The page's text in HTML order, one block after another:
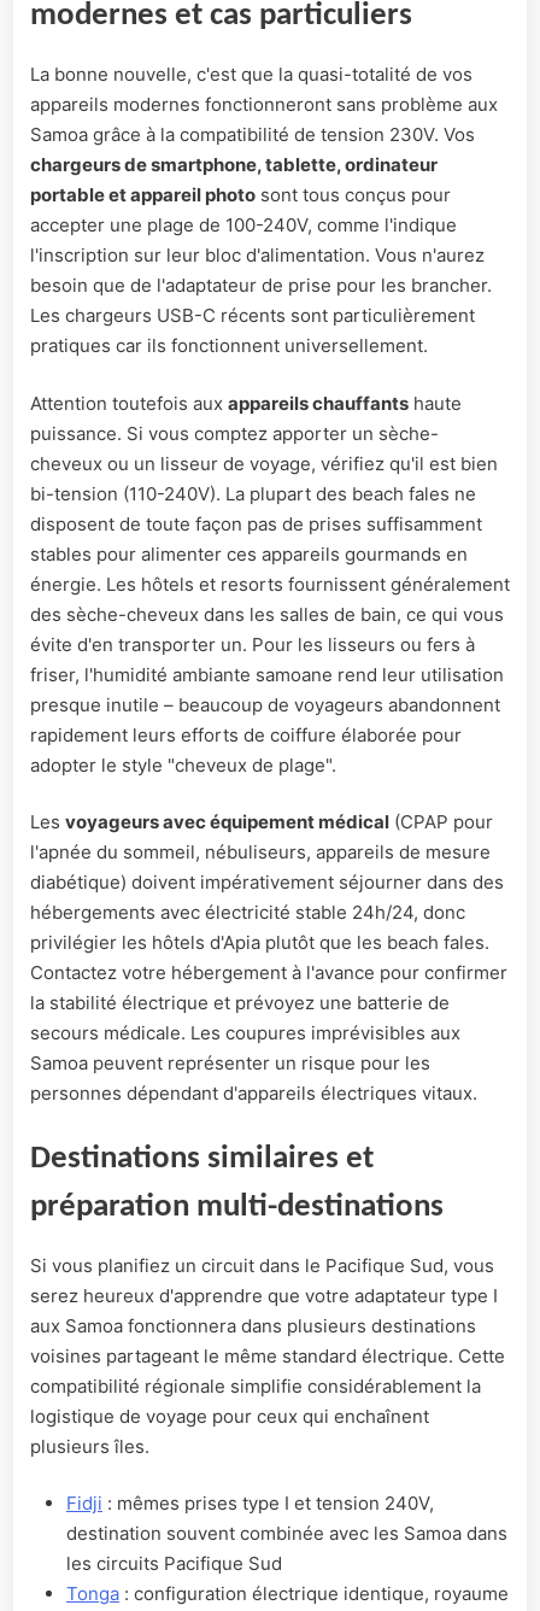
modernes et cas particuliers
La bonne nouvelle, c'est que la quasi-totalité de vos
appareils modernes fonctionneront sans problème aux
Samoa grâce à la compatibilité de tension 230V. Vos
chargeurs de smartphone, tablette, ordinateur
portable et appareil photo sont tous conçus pour
accepter une plage de 100-240V, comme l'indique
l'inscription sur leur bloc d'alimentation. Vous n'aurez
besoin que de l'adaptateur de prise pour les brancher.
Les chargeurs USB-C récents sont particulièrement
pratiques car ils fonctionnent universellement.
Attention toutefois aux appareils chauffants haute
puissance. Si vous comptez apporter un sèche-
cheveux ou un lisseur de voyage, vérifiez qu'il est bien
bi-tension (110-240V). La plupart des beach fales ne
disposent de toute façon pas de prises suffisamment
stables pour alimenter ces appareils gourmands en
énergie. Les hôtels et resorts fournissent généralement
des sèche-cheveux dans les salles de bain, ce qui vous
évite d'en transporter un. Pour les lisseurs ou fers à
friser, l'humidité ambiante samoane rend leur utilisation
presque inutile – beaucoup de voyageurs abandonnent
rapidement leurs efforts de coiffure élaborée pour
adopter le style "cheveux de plage".
Les voyageurs avec équipement médical (CPAP pour
l'apnée du sommeil, nébuliseurs, appareils de mesure
diabétique) doivent impérativement séjourner dans des
hébergements avec électricité stable 24h/24, donc
privilégier les hôtels d'Apia plutôt que les beach fales.
Contactez votre hébergement à l'avance pour confirmer
la stabilité électrique et prévoyez une batterie de
secours médicale. Les coupures imprévisibles aux
Samoa peuvent représenter un risque pour les
personnes dépendant d'appareils électriques vitaux.
Destinations similaires et
préparation multi-destinations
Si vous planifiez un circuit dans le Pacifique Sud, vous
serez heureux d'apprendre que votre adaptateur type I
aux Samoa fonctionnera dans plusieurs destinations
voisines partageant le même standard électrique. Cette
compatibilité régionale simplifie considérablement la
logistique de voyage pour ceux qui enchaînent
plusieurs îles.
Fidji : mêmes prises type I et tension 240V,
destination souvent combinée avec les Samoa dans
les circuits Pacifique Sud
Tonga : configuration électrique identique, royaume